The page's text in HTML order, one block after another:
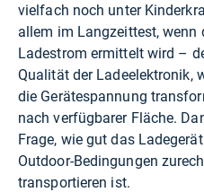
vielfach noch unter
allem im Langzeittest, wenn
Ladestrom ermittelt wird –
Qualität der Ladeelektronik,
die Gerätespannung
nach verfügbarer Fläche.
Frage, wie gut das
Outdoor-Bedingungen
transportieren ist.